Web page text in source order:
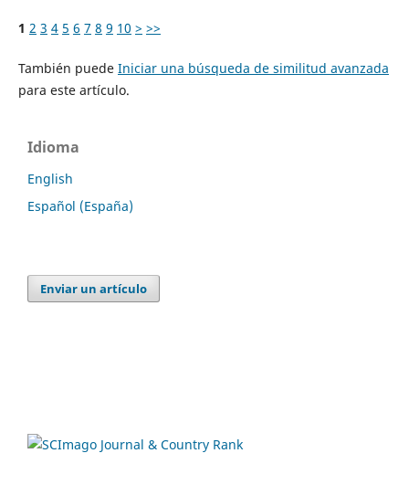
1 2 3 4 5 6 7 8 9 10 > >>
También puede Iniciar una búsqueda de similitud avanzada
para este artículo.
Idioma
English
Español (España)
Enviar un artículo